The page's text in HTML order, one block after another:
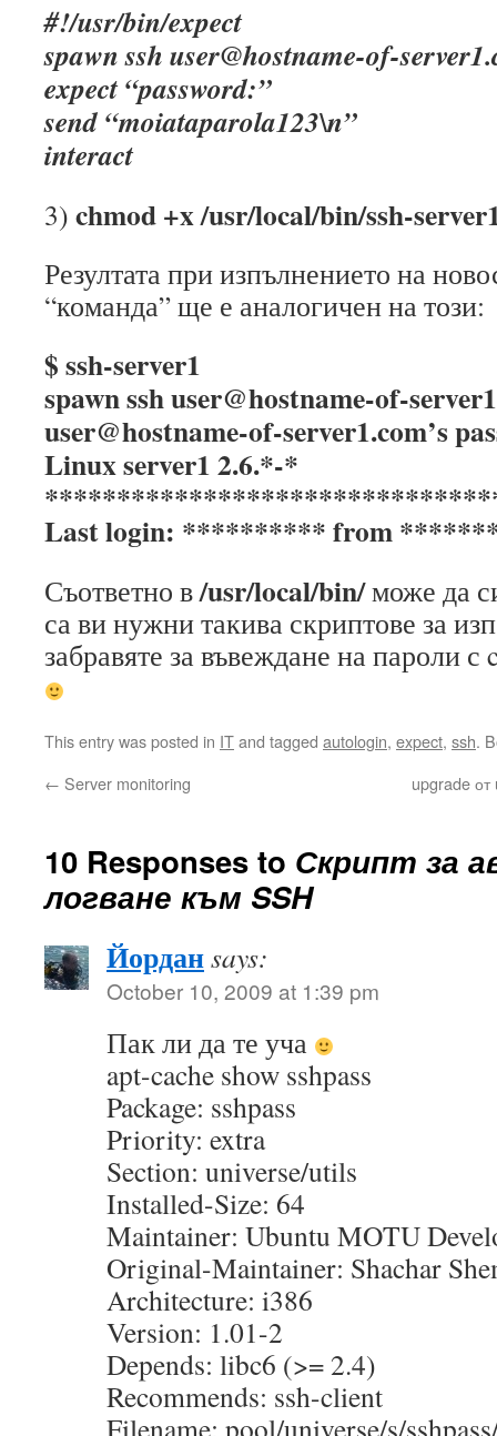
#!/usr/bin/expect
spawn ssh user@hostname-of-
expect “password:”
send “moiataparola123\n”
interact
3) chmod +x /usr/local/bin/ssh-
Резултата при изпълнението на
“команда” ще е аналогичен на този:
$ ssh-server1
spawn ssh user@hostname-of-
user@hostname-of-server1.com’s
Linux server1 2.6.*-*
Last login: ********** from
Съответно в/usr/local/bin/може да
са ви нужни такива скриптове за
забравяте за въвеждане на пароли с
This entry was posted in ITand tagged autologin, expect, ssh.
← Server monitoring upgrade
10 Responses to Скрипт за
логване към SSH
Йорданsays:
October 10, 2009 at 1:39 pm
Пак ли да те уча
apt-cache show sshpass
Package: sshpass
Priority: extra
Section: universe/utils
Installed-Size: 64
Maintainer: Ubuntu MOTU
Original-Maintainer: Shachar
Architecture: i386
Version: 1.01-2
Depends: libc6 (>= 2.4)
Recommends: ssh-client
Filename: pool/universe/s/